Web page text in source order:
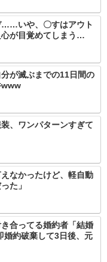
……いや、〇すはアウト
が目覚めてしまう…
が滅ぶまでの11日間の
www
、ワンパターンすぎて
なかったけど、軽自動
た」
合ってる婚約者「結婚
約破棄して3日後、元